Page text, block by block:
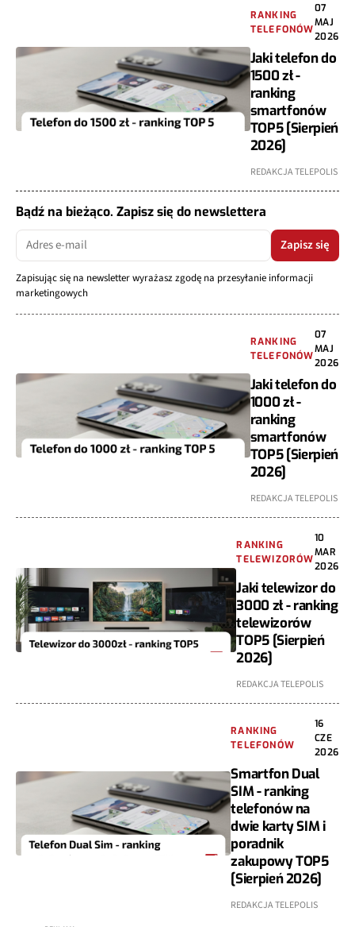
RANKING
TELEFONÓW
07
MAJ
2026
Jaki telefon do
1500 zł -
ranking
smartfonów
TOP5 [Sierpień
2026]
REDAKCJA TELEPOLIS
Bądź na bieżąco. Zapisz się do newslettera
Zapisz się
Zapisując się na newsletter wyrażasz zgodę na przesyłanie informacji
marketingowych
RANKING
TELEFONÓW
07
MAJ
2026
Jaki telefon do
1000 zł -
ranking
smartfonów
TOP5 [Sierpień
2026]
REDAKCJA TELEPOLIS
RANKING
TELEWIZORÓW
10
MAR
2026
Jaki telewizor do
3000 zł - ranking
telewizorów
TOP5 [Sierpień
2026]
REDAKCJA TELEPOLIS
RANKING
TELEFONÓW
16
CZE
2026
Smartfon Dual
SIM - ranking
telefonów na
dwie karty SIM i
poradnik
zakupowy TOP5
[Sierpień 2026]
REDAKCJA TELEPOLIS